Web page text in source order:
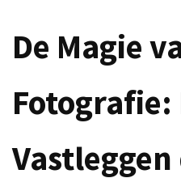
De Magie